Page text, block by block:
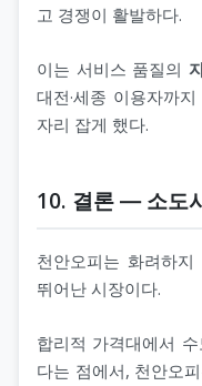
고 경쟁이 활발하다.
이는 서비스 품질의
대전·세종 이용자까
자리 잡게 했다.
10. 결론 ― 소도
천안오피는 화려하지
뛰어난 시장이다.
합리적 가격대에서
다는 점에서, 천안오